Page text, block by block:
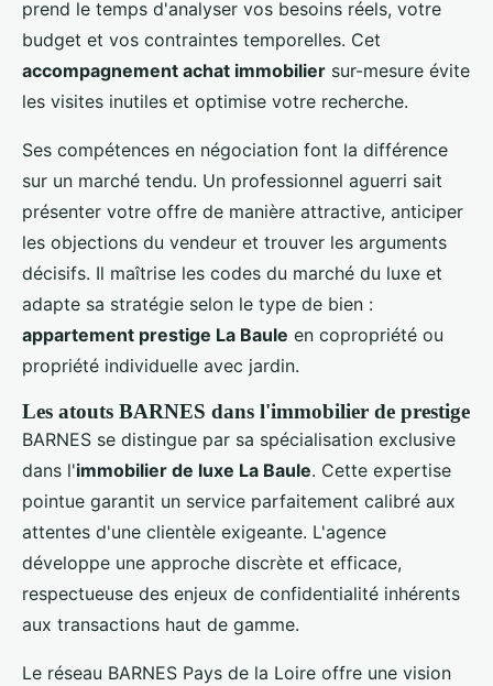
prend le temps d'analyser vos besoins réels, votre
budget et vos contraintes temporelles. Cet
accompagnement achat immobilier sur-mesure évite
les visites inutiles et optimise votre recherche.
Ses compétences en négociation font la différence
sur un marché tendu. Un professionnel aguerri sait
présenter votre offre de manière attractive, anticiper
les objections du vendeur et trouver les arguments
décisifs. Il maîtrise les codes du marché du luxe et
adapte sa stratégie selon le type de bien :
appartement prestige La Baule en copropriété ou
propriété individuelle avec jardin.
Les atouts BARNES dans l'immobilier de prestige
BARNES se distingue par sa spécialisation exclusive
dans l'immobilier de luxe La Baule. Cette expertise
pointue garantit un service parfaitement calibré aux
attentes d'une clientèle exigeante. L'agence
développe une approche discrète et efficace,
respectueuse des enjeux de confidentialité inhérents
aux transactions haut de gamme.
Le réseau BARNES Pays de la Loire offre une vision